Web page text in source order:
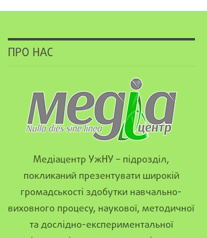
ПРО НАС
Медіацентр УжНУ – підрозділ,
покликаний презентувати широкій
громадськості здобутки навчально-
виховного процесу, наукової, методичної
та дослідно-експериментальної